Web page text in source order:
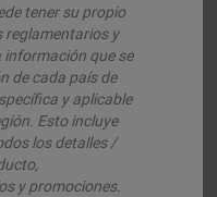
tener su propio
reglamentarios y
que se
de cada país de
y aplicable
Esto incluye
los detalles /
y promociones.